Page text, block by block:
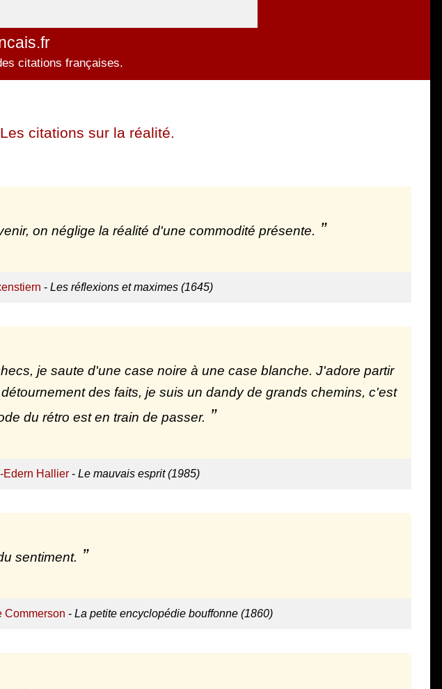
citations françaises.
Les citations sur la réalité.
on néglige la réalité d'une commodité présente.
- Les réflexions et maximes (1645)
je saute d'une case noire à une case blanche. J'adore partir
des faits, je suis un dandy de grands chemins, c'est
du rétro est en train de passer.
Edern Hallier- Le mauvais esprit (1985)
sentiment.
Commerson - La petite encyclopédie bouffonne (1860)